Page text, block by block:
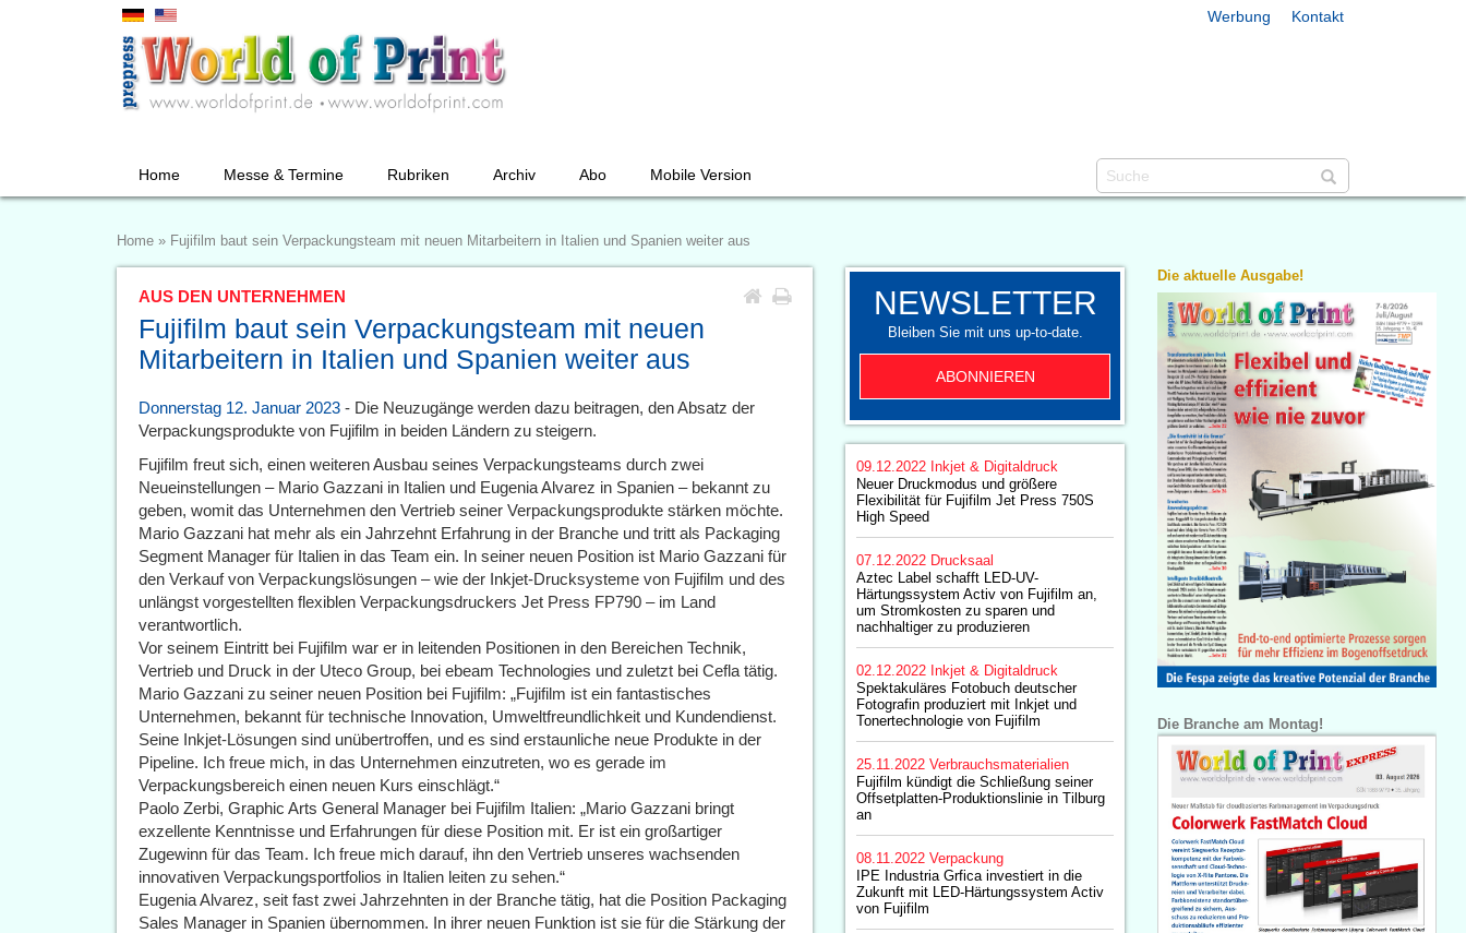
Werbung Kontakt
Home Messe & Termine Rubriken Archiv Abo Mobile Version
Home » Fujifilm baut sein Verpackungsteam mit neuen Mitarbeitern in Italien und Spanien weiter aus
AUS DEN UNTERNEHMEN
Fujifilm baut sein Verpackungsteam mit neuen
Mitarbeitern in Italien und Spanien weiter aus
Donnerstag 12. Januar 2023 - Die Neuzugänge werden dazu beitragen, den Absatz der
Verpackungsprodukte von Fujifilm in beiden Ländern zu steigern.
Fujifilm freut sich, einen weiteren Ausbau seines Verpackungsteams durch zwei
Neueinstellungen – Mario Gazzani in Italien und Eugenia Alvarez in Spanien – bekannt zu
geben, womit das Unternehmen den Vertrieb seiner Verpackungsprodukte stärken möchte.
Mario Gazzani hat mehr als ein Jahrzehnt Erfahrung in der Branche und tritt als Packaging
Segment Manager für Italien in das Team ein. In seiner neuen Position ist Mario Gazzani für
den Verkauf von Verpackungslösungen – wie der Inkjet-Drucksysteme von Fujifilm und des
unlängst vorgestellten flexiblen Verpackungsdruckers Jet Press FP790 – im Land
verantwortlich.
Vor seinem Eintritt bei Fujifilm war er in leitenden Positionen in den Bereichen Technik,
Vertrieb und Druck in der Uteco Group, bei ebeam Technologies und zuletzt bei Cefla tätig.
Mario Gazzani zu seiner neuen Position bei Fujifilm: „Fujifilm ist ein fantastisches
Unternehmen, bekannt für technische Innovation, Umweltfreundlichkeit und Kundendienst.
Seine Inkjet-Lösungen sind unübertroffen, und es sind erstaunliche neue Produkte in der
Pipeline. Ich freue mich, in das Unternehmen einzutreten, wo es gerade im
Verpackungsbereich einen neuen Kurs einschlägt.“
Paolo Zerbi, Graphic Arts General Manager bei Fujifilm Italien: „Mario Gazzani bringt
exzellente Kenntnisse und Erfahrungen für diese Position mit. Er ist ein großartiger
Zugewinn für das Team. Ich freue mich darauf, ihn den Vertrieb unseres wachsenden
innovativen Verpackungsportfolios in Italien leiten zu sehen.“
Eugenia Alvarez, seit fast zwei Jahrzehnten in der Branche tätig, hat die Position Packaging
Sales Manager in Spanien übernommen. In ihrer neuen Funktion ist sie für die Stärkung der
NEWSLETTER
Bleiben Sie mit uns up-to-date.
ABONNIEREN
09.12.2022 Inkjet & Digitaldruck
Neuer Druckmodus und größere
Flexibilität für Fujifilm Jet Press 750S
High Speed
07.12.2022 Drucksaal
Aztec Label schafft LED-UV-
Härtungssystem Activ von Fujifilm an,
um Stromkosten zu sparen und
nachhaltiger zu produzieren
02.12.2022 Inkjet & Digitaldruck
Spektakuläres Fotobuch deutscher
Fotografin produziert mit Inkjet und
Tonertechnologie von Fujifilm
25.11.2022 Verbrauchsmaterialien
Fujifilm kündigt die Schließung seiner
Offsetplatten-Produktionslinie in Tilburg
an
08.11.2022 Verpackung
IPE Industria Grfica investiert in die
Zukunft mit LED-Härtungssystem Activ
von Fujifilm
Die aktuelle Ausgabe!
Die Branche am Montag!